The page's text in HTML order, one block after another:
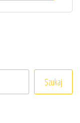
Szukaj